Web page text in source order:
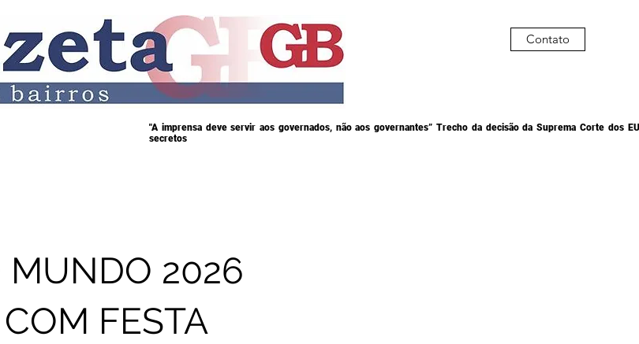
"A imprensa deve servir aos governados, não aos governantes” Trecho da decisão da Suprema Corte dos
secretos
Contato
MUNDO 2026
FESTA